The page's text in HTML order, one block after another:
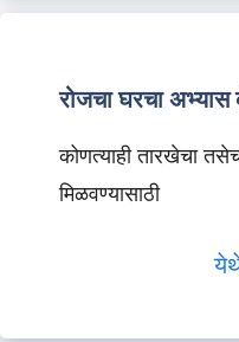
रोजचा घरचा
कोणत्याही तारखेचा
मिळवण्यासाठी